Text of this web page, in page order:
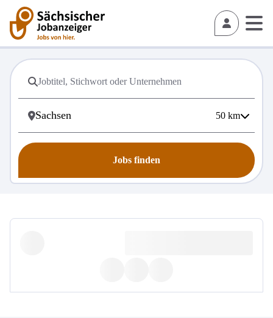
50 km
Jobs finden